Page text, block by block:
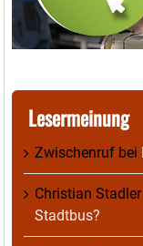
Lesermeinung
Zwischenruf bei
Christian Stadler
Stadtbus?